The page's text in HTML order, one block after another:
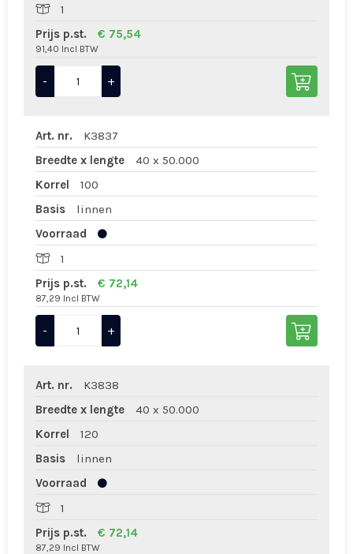
1
Prijs p.st.
€ 75,54
91,40 Incl BTW
- +
Art. nr.
K3837
Breedte x lengte
40 x 50.000
Korrel
100
Basis
linnen
Voorraad
1
Prijs p.st.
€ 72,14
87,29 Incl BTW
- +
Art. nr.
K3838
Breedte x lengte
40 x 50.000
Korrel
120
Basis
linnen
Voorraad
1
Prijs p.st.
€ 72,14
87,29 Incl BTW